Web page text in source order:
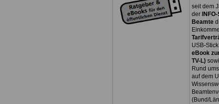
seit dem
der
Beamte
USB-
eBook
TV-L)
Rund
auf dem
(Bund/